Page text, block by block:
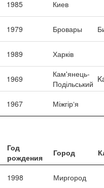
1985 Киев
1979 Бровары
1989 Харків
1969
Кам'янець-
Подільський
1967 Міжгір‘я
Год
рождения
Город
1998 Миргород